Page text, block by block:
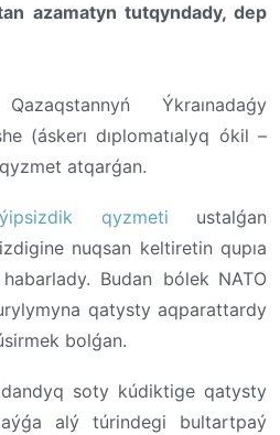
azamatyn tutqyndady, dep
Ýkraınadaǵy
(áskerı dıplomatıalyq ókil –
atqarǵan.
qyzmeti ustalǵan
nuqsan keltiretin qupıa
Budan bólek NATO
qatysty aqparattardy
bolǵan.
soty kúdiktige qatysty
alý túrindegi bultartpaý